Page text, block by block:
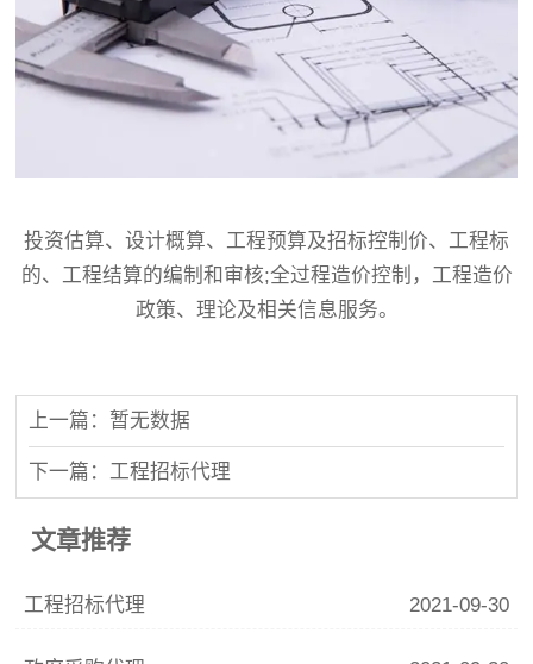
投资估算、设计概算、工程预算及招标控制价、工程标
的、工程结算的编制和审核;全过程造价控制，工程造价
政策、理论及相关信息服务。
上一篇：暂无数据
下一篇：工程招标代理
文章推荐
工程招标代理 2021-09-30